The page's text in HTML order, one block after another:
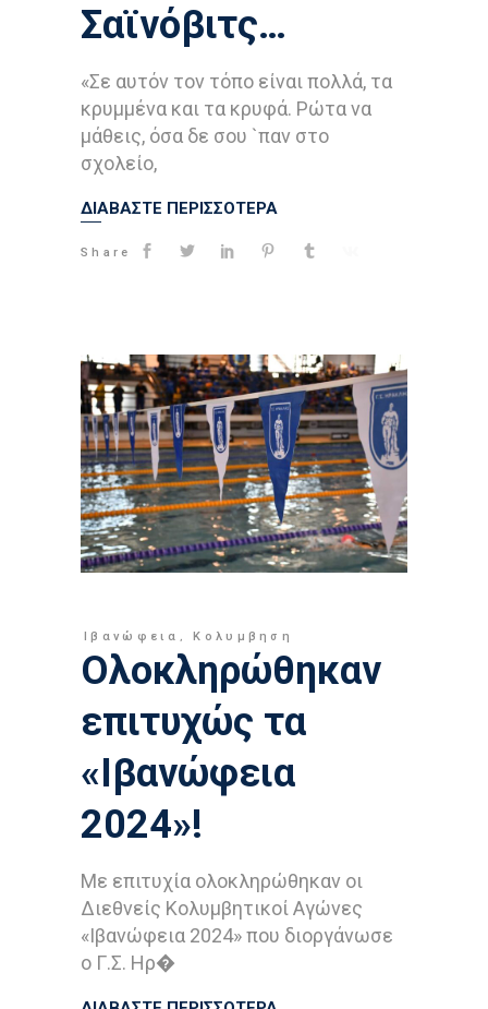
Σαϊνόβιτς…
«Σε αυτόν τον τόπο είναι πολλά, τα
κρυμμένα και τα κρυφά. Ρώτα να
μάθεις, όσα δε σου `παν στο
σχολείο,
ΔΙΑΒΑΣΤΕ ΠΕΡΙΣΣΟΤΕΡΑ
Share
Ιβανώφεια ,Κολυμβηση
Oλοκληρώθηκαν
επιτυχώς τα
«Ιβανώφεια
2024»!
Με επιτυχία ολοκληρώθηκαν οι
Διεθνείς Κολυμβητικοί Αγώνες
«Ιβανώφεια 2024» που διοργάνωσε
ο Γ.Σ. Ηρ�